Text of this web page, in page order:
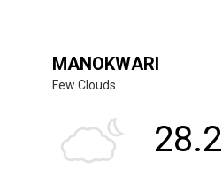
MANOKWARI
Few Clouds
28.2